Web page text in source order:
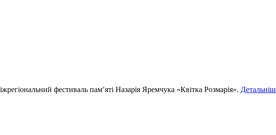
фестиваль пам’яті Назарія Яремчука «Квітка Розмарія».